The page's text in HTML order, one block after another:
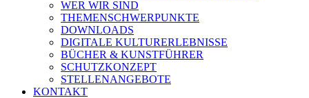
WER WIR SIND
THEMENSCHWERPUNKTE
DOWNLOADS
DIGITALE KULTURERLEBNISSE
BÜCHER & KUNSTFÜHRER
SCHUTZKONZEPT
STELLENANGEBOTE
KONTAKT